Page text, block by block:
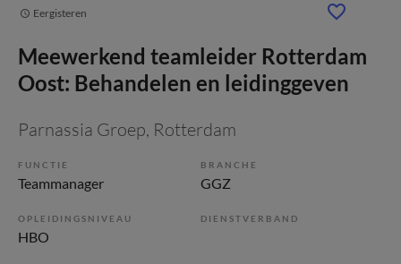
Eergisteren
Meewerkend teamleider Rotterdam
Oost: Behandelen en leidinggeven
Parnassia Groep, Rotterdam
FUNCTIE
Teammanager
BRANCHE
GGZ
OPLEIDINGSNIVEAU
HBO
DIENSTVERBAND